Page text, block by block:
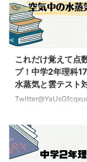
っていいほど出題され
発生する仕組みを理
対策していこう ここ
溜まる仕組みや流れ
えていこう 静電気と
→物体をこすりあわせ
る電気だよストロー
がよく出るので見てい
ストローとティッシュ
を ...
これだけ覚えて点
プ！中学2年理科
水蒸気と雲テスト
覚えて点数アップ！
16圧力と気圧、風の
対策問題 水蒸気に関